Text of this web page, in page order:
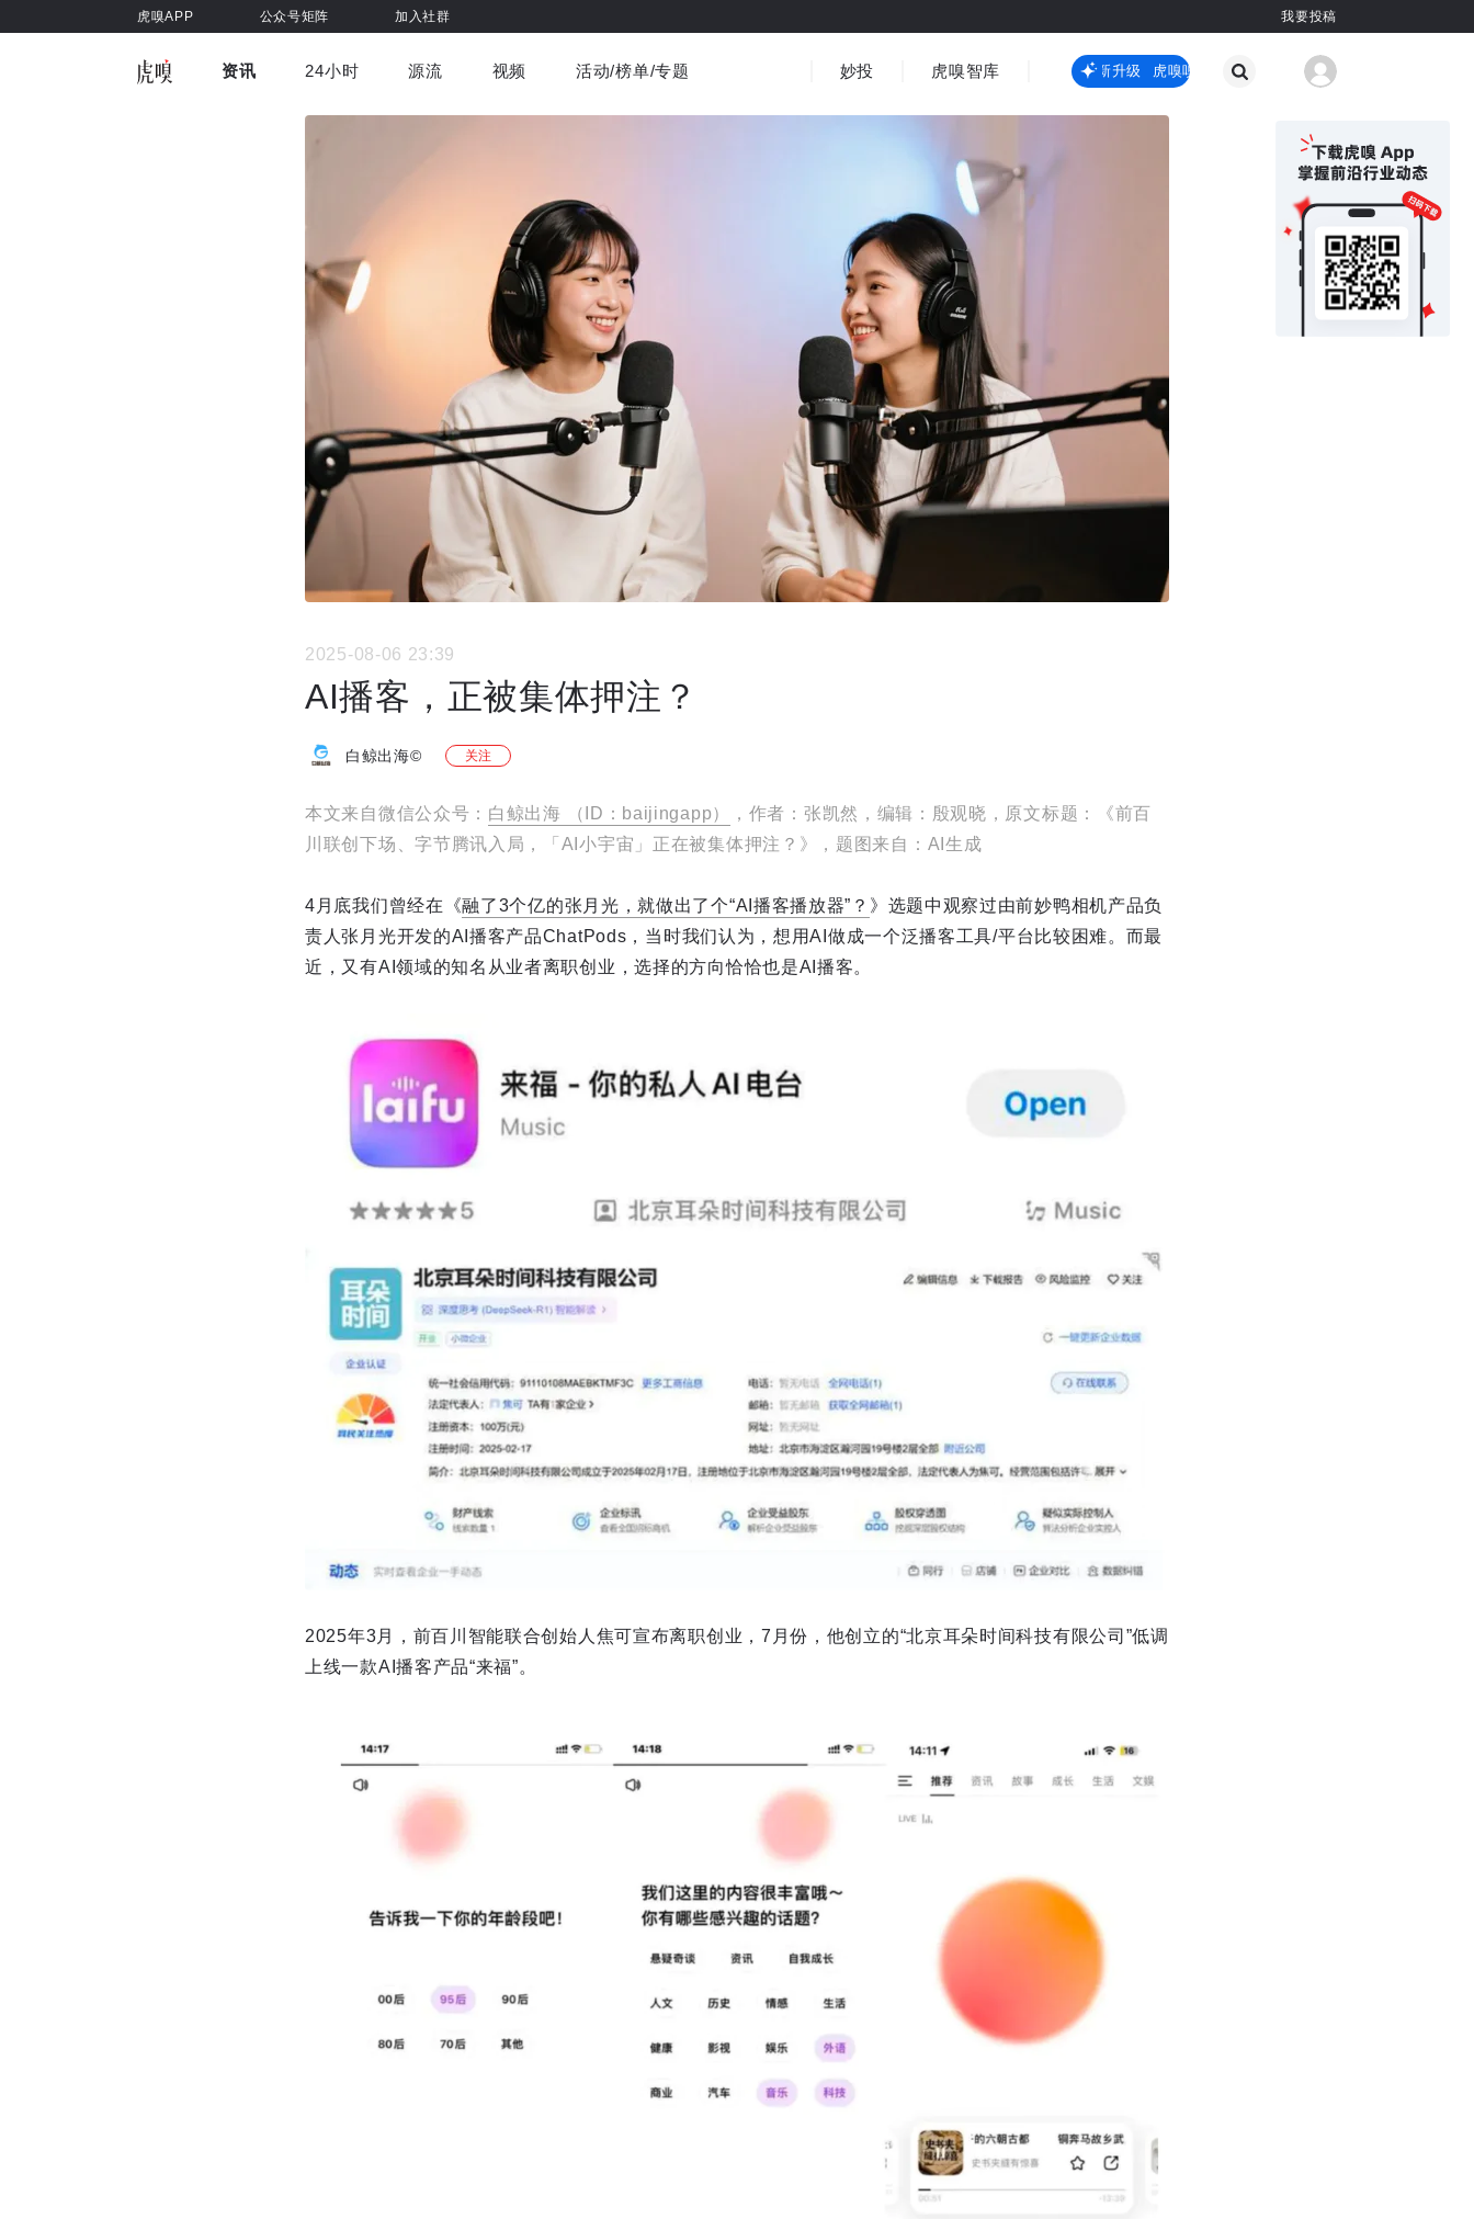
虎嗅APP 公众号矩阵 加入社群 我要投稿
资讯
车与出行 商业消费 社会文化 金融财经 出海
国际热点
24小时 源流 视频 活动/榜单/专题 妙投 虎嗅智库 虎嗅嗅全新升级 虎嗅嗅全新升级
2025-08-06 23:39
AI播客，正被集体押注？
白鲸出海© 关注
本文来自微信公众号： 白鲸出海 （ID：baijingapp）
，作者：张凯然，编辑：殷观晓，原文标题：《前百
川联创下场、字节腾讯入局，「AI小宇宙」正在被集体押注？》，题图来自：AI生成
4月底我们曾经在《融了3个亿的张月光，就做出了个“AI播客播放器”？ 》选题中观察过由前妙鸭相机产品负
责人张月光开发的AI播客产品ChatPods，当时我们认为，想用AI做成一个泛播客工具/平台比较困难。而最
近，又有AI领域的知名从业者离职创业，选择的方向恰恰也是AI播客。
2025年3月，前百川智能联合创始人焦可宣布离职创业，7月份，他创立的“北京耳朵时间科技有限公司”低调
上线一款AI播客产品“来福”。